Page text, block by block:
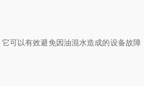
可以有效避免因油混水造成的设备故